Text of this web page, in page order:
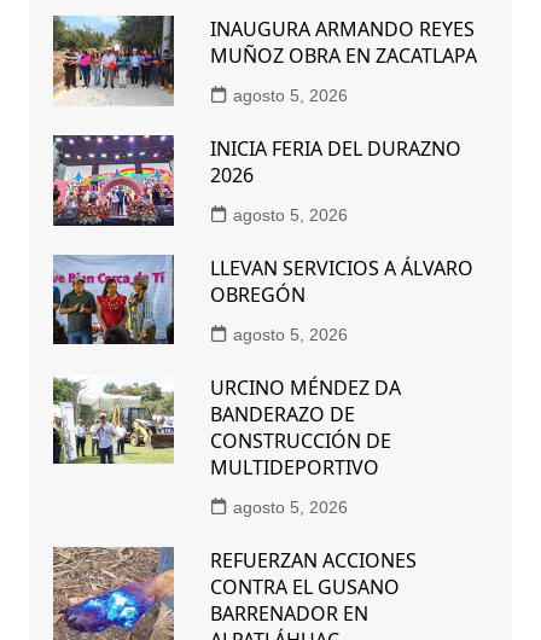
INAUGURA ARMANDO REYES
MUÑOZ OBRA EN ZACATLAPA
agosto 5, 2026
INICIA FERIA DEL DURAZNO
2026
agosto 5, 2026
LLEVAN SERVICIOS A ÁLVARO
OBREGÓN
agosto 5, 2026
URCINO MÉNDEZ DA
BANDERAZO DE
CONSTRUCCIÓN DE
MULTIDEPORTIVO
agosto 5, 2026
REFUERZAN ACCIONES
CONTRA EL GUSANO
BARRENADOR EN